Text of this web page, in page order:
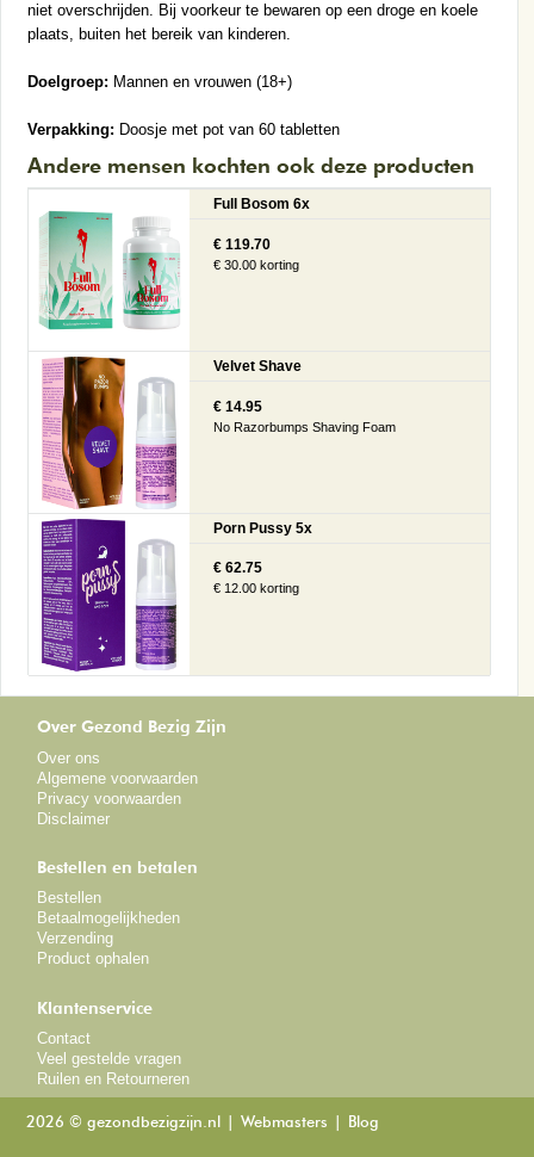
niet overschrijden. Bij voorkeur te bewaren op een droge en koele
plaats, buiten het bereik van kinderen.
Doelgroep: Mannen en vrouwen (18+)
Verpakking: Doosje met pot van 60 tabletten
Andere mensen kochten ook deze producten
Full Bosom 6x
€ 119.70
€ 30.00 korting
Velvet Shave
€ 14.95
No Razorbumps Shaving Foam
Porn Pussy 5x
€ 62.75
€ 12.00 korting
Over Gezond Bezig Zijn
Over ons
Algemene voorwaarden
Privacy voorwaarden
Disclaimer
Bestellen en betalen
Bestellen
Betaalmogelijkheden
Verzending
Product ophalen
Klantenservice
Contact
Veel gestelde vragen
Ruilen en Retourneren
2026 © gezondbezigzijn.nl Webmasters Blog